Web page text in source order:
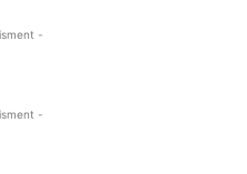
-
-